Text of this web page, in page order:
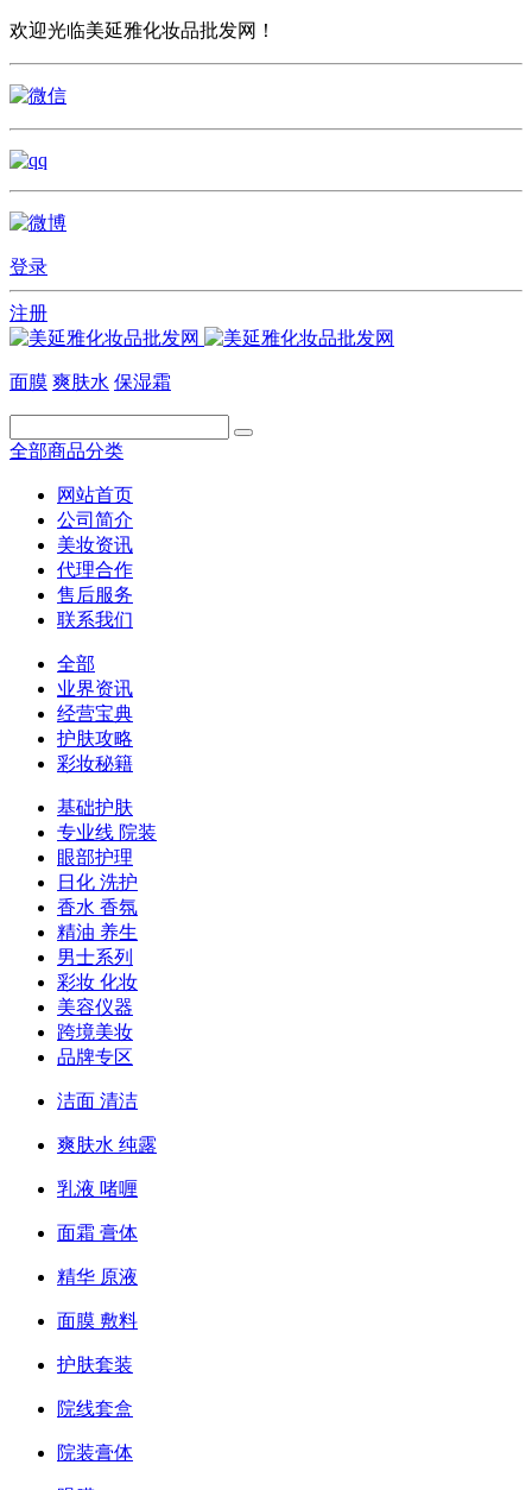
欢迎光临美延雅化妆品批发网！
登录
注册
面膜 爽肤水 保湿霜
全部商品分类
网站首页
公司简介
美妆资讯
代理合作
售后服务
联系我们
全部
业界资讯
经营宝典
护肤攻略
彩妆秘籍
基础护肤
专业线 院装
眼部护理
日化 洗护
香水 香氛
精油 养生
男士系列
彩妆 化妆
美容仪器
跨境美妆
品牌专区
洁面 清洁
爽肤水 纯露
乳液 啫喱
面霜 膏体
精华 原液
面膜 敷料
护肤套装
院线套盒
院装膏体